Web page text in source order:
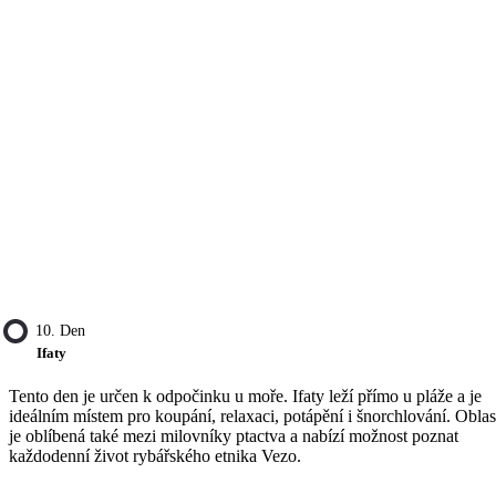
10. Den
Ifaty
Tento den je určen k odpočinku u moře. Ifaty leží přímo u pláže a je
ideálním místem pro koupání, relaxaci, potápění i šnorchlování.
je oblíbená také mezi milovníky ptactva a nabízí možnost poznat
každodenní život rybářského etnika Vezo.